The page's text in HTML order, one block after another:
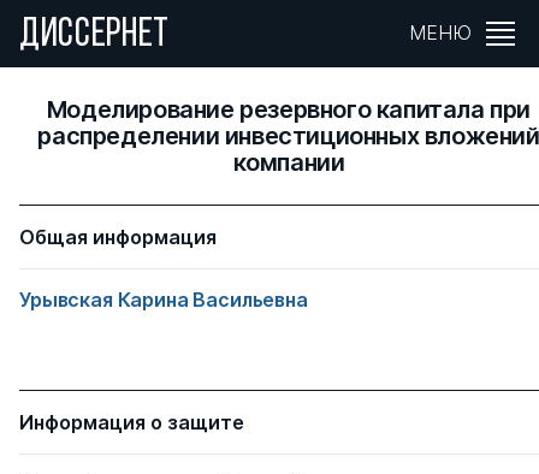
ДИССЕРНЕТ МЕНЮ
Моделирование резервного капитала при
распределении инвестиционных вложений
компании
Общая информация
Урывская Карина Васильевна
Информация о защите